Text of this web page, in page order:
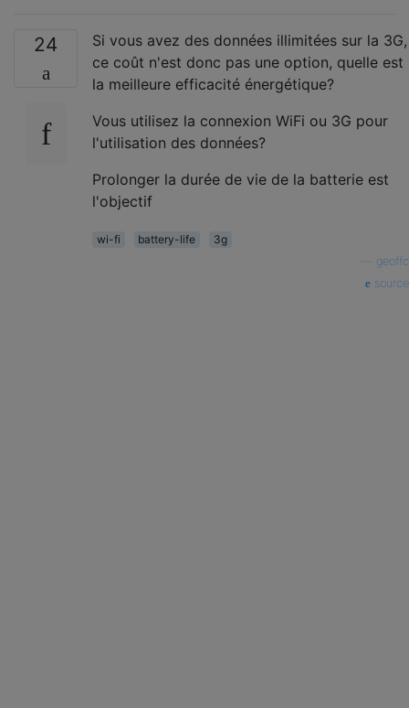
24
Si vous avez des données illimitées sur la 3G,
ce coût n'est donc pas une option, quelle est
la meilleure efficacité énergétique?
Vous utilisez la connexion WiFi ou 3G pour
l'utilisation des données?
Prolonger la durée de vie de la batterie est
l'objectif
wi-fi battery-life
3g
geoffc
source